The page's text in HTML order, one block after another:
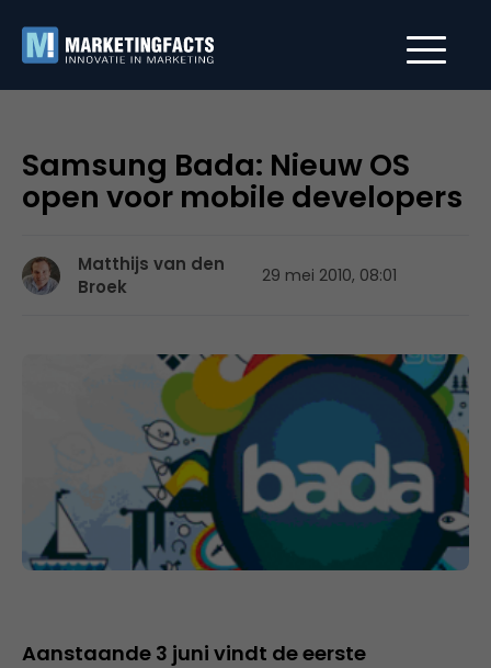
Samsung Bada: Nieuw OS
open voor mobile developers
Matthijs van den
Broek
29 mei 2010, 08:01
Aanstaande 3 juni vindt de eerste